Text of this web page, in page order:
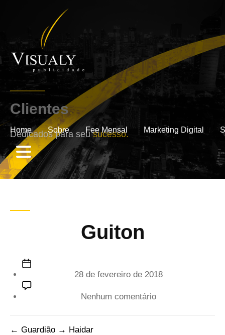
Home Sobre Fee Mensal Marketing Digital
Clientes.
Dedicados para seusucesso.
Guiton
de
28 de fevereiro de 2018
Nenhum comentárioem
← Guardião → Haidar